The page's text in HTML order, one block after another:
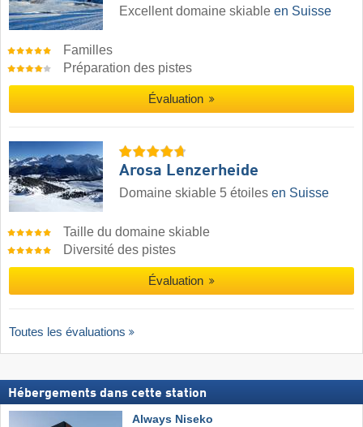
Excellent domaine skiable en Suisse
Familles
Préparation des pistes
Évaluation
Arosa Lenzerheide
Domaine skiable 5 étoiles en Suisse
Taille du domaine skiable
Diversité des pistes
Évaluation
Toutes les évaluations
Hébergements dans cette station
Always Niseko